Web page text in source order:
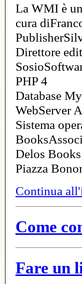
La WMI è
cura
Direttore
PHP 4
Database
WebServer
Sistema
Delos Books
Piazza
Continua
Come
Fare un